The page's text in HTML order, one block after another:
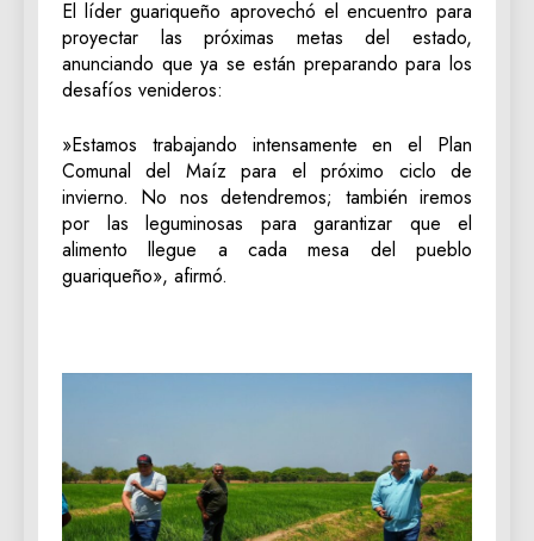
‎El líder guariqueño aprovechó el encuentro para
proyectar las próximas metas del estado,
anunciando que ya se están preparando para los
desafíos venideros:
‎»Estamos trabajando intensamente en el Plan
Comunal del Maíz para el próximo ciclo de
invierno. No nos detendremos; también iremos
por las leguminosas para garantizar que el
alimento llegue a cada mesa del pueblo
guariqueño», afirmó.